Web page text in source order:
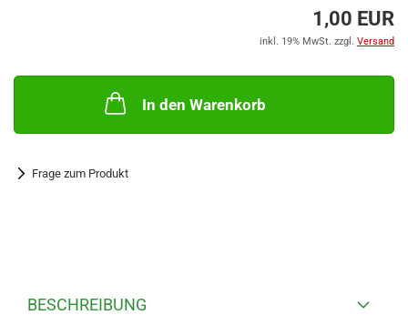
1,00 EUR
inkl. 19% MwSt. zzgl. Versand
In den Warenkorb
Frage zum Produkt
BESCHREIBUNG